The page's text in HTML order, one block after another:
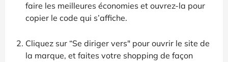
faire les meilleures économies et ouvrez-la pour
copier le code qui s’affiche.
Cliquez sur “Se diriger vers" pour ouvrir le site de
la marque, et faites votre shopping de façon